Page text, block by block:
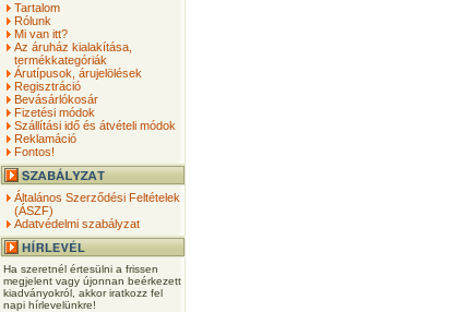
Tartalom
Rólunk
Mi van itt?
Az áruház kialakítása,
termékkategóriák
Árutípusok, árujelölések
Regisztráció
Bevásárlókosár
Fizetési módok
Szállítási idő és átvételi módok
Reklamáció
Fontos!
Általános Szerződési Feltételek
(ÁSZF)
Adatvédelmi szabályzat
Ha szeretnél értesülni a frissen
megjelent vagy újonnan beérkezett
kiadványokról, akkor iratkozz fel
napi hírlevelünkre!